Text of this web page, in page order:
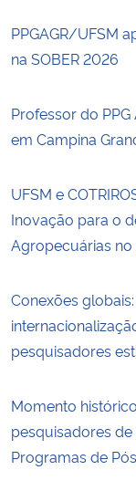
PPGAGR/UFSM
na SOBER 2026
Professor do
em Campina
UFSM e
Inovação para o
Agropecuárias
Conexões
pesquisadores
Momento
pesquisadores
Programas de